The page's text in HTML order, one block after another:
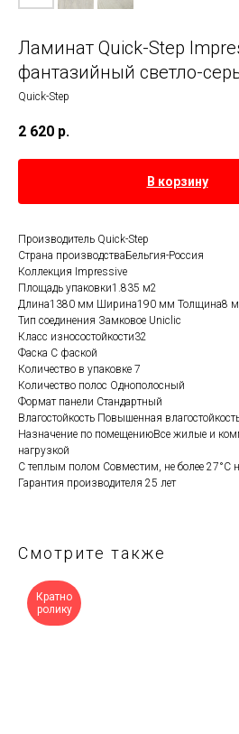
Ламинат Quick-Step
фантазийный светло-
Quick-Step
2 620 р.
В корзину
Производитель Quick-Step
Страна производстваБельгия-Россия
Коллекция Impressive
Площадь упаковки1.835 м2
Длина1380 мм Ширина190 мм Толщина8
Тип соединения Замковое Uniclic
Класс износостойкости32
Фаска С фаской
Количество в упаковке 7
Количество полос Однополосный
Формат панели Стандартный
Влагостойкость Повышенная
Назначение по помещениюВсе жилые и
нагрузкой
С теплым полом Совместим, не более 27°C
Гарантия производителя 25 лет
Смотрите также
Кратно
ролику